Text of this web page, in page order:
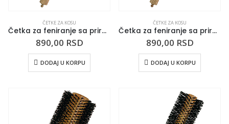
ČETKE ZA KOSU
Četka za feniranje sa prirodnom dlakom TRIANGOLO 36mm
890,00 RSD
DODAJ U KORPU
ČETKE ZA KOSU
Četka za feniranje sa prirodnom dlakom TRIANGOLO 30mm
890,00 RSD
DODAJ U KORPU